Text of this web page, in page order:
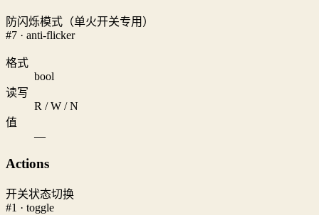
防闪烁模式（单火开关专用）
#7 · anti-flicker
格式
bool
读写
R / W / N
值
—
Actions
开关状态切换
#1 · toggle